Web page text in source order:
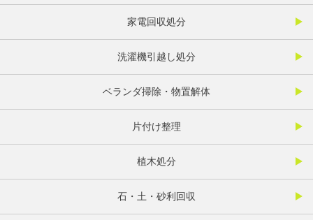
家電回収処分
洗濯機引越し処分
ベランダ掃除・物置解体
片付け整理
植木処分
石・土・砂利回収